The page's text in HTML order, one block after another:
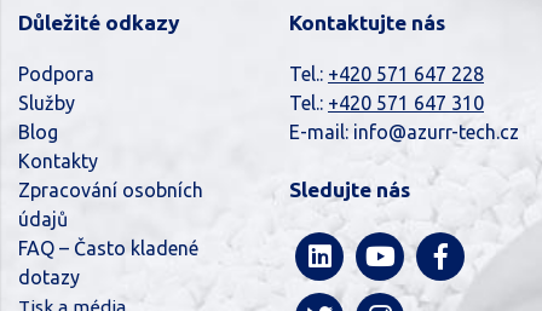
Důležité odkazy
Podpora
Služby
Blog
Kontakty
Zpracování osobních
údajů
FAQ – Často kladené
dotazy
Kontaktujte nás
Tel.: +420 571 647 228
Tel.: +420 571 647 310
E-mail: info@azurr-tech.cz
Sledujte nás